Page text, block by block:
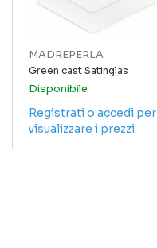
MADREPERLA
Green cast Satinglas
Disponibile
Registrati o accedi per
visualizzare i prezzi